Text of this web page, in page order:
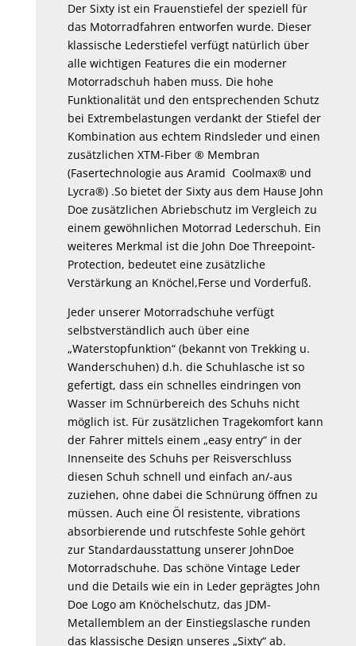
der
Produktseite
gewählt
werden
Der Sixty ist ein Frauenstiefel der speziell für
das Motorradfahren entworfen wurde. Dieser
klassische Lederstiefel verfügt natürlich über
alle wichtigen Features die ein moderner
Motorradschuh haben muss. Die hohe
Funktionalität und den entsprechenden Schutz
bei Extrembelastungen verdankt der Stiefel der
Kombination aus echtem Rindsleder und einen
zusätzlichen XTM-Fiber ® Membran
(Fasertechnologie aus Aramid Coolmax® und
Lycra®) .So bietet der Sixty aus dem Hause John
Doe zusätzlichen Abriebschutz im Vergleich zu
einem gewöhnlichen Motorrad Lederschuh. Ein
weiteres Merkmal ist die John Doe Threepoint-
Protection, bedeutet eine zusätzliche
Verstärkung an Knöchel,Ferse und Vorderfuß.
Jeder unserer Motorradschuhe verfügt
selbstverständlich auch über eine
„Waterstopfunktion“ (bekannt von Trekking u.
Wanderschuhen) d.h. die Schuhlasche ist so
gefertigt, dass ein schnelles eindringen von
Wasser im Schnürbereich des Schuhs nicht
möglich ist. Für zusätzlichen Tragekomfort kann
der Fahrer mittels einem „easy entry“ in der
Innenseite des Schuhs per Reisverschluss
diesen Schuh schnell und einfach an/-aus
zuziehen, ohne dabei die Schnürung öffnen zu
müssen. Auch eine Öl resistente, vibrations
absorbierende und rutschfeste Sohle gehört
zur Standardausstattung unserer JohnDoe
Motorradschuhe. Das schöne Vintage Leder
und die Details wie ein in Leder geprägtes John
Doe Logo am Knöchelschutz, das JDM-
Metallemblem an der Einstiegslasche runden
das klassische Design unseres „Sixty“ ab.